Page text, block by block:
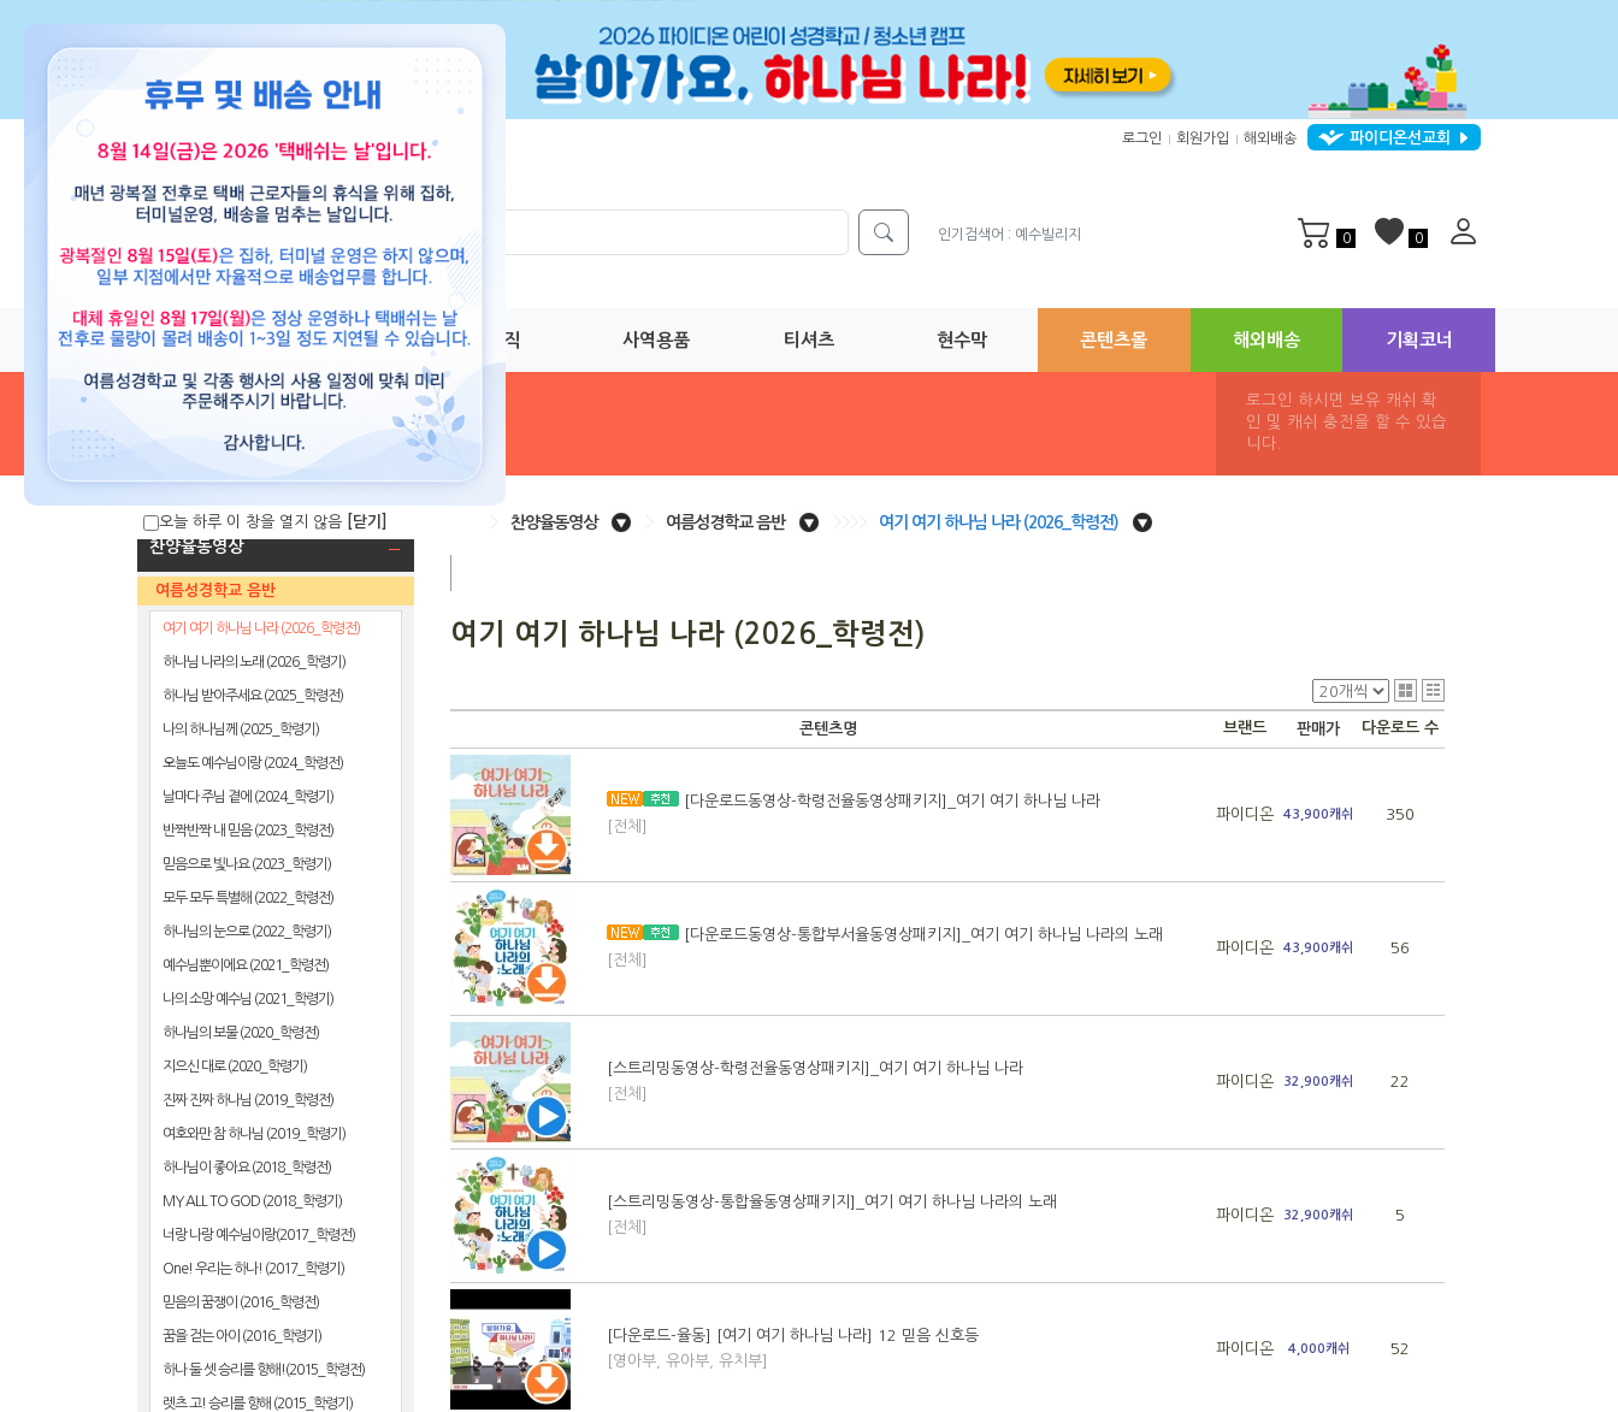
로그인 회원가입 해외배송 파이디온선교회
인기검색어 : 예수빌리지 0 0
교재 도서 뮤직 사역용품 티셔츠 현수막 콘텐츠몰 해외배송 기획코너
로그인 하시면 보유 캐쉬 확
인 및 캐쉬 충전을 할 수 있습
니다.
찬양율동영상
여름성경학교 음반
여기 여기 하나님 나라 (2026_학령전)
하나님 나라의 노래 (2026_학령기)
하나님 받아주세요 (2025_학령전)
나의 하나님께 (2025_학령기)
오늘도 예수님이랑 (2024_학령전)
날마다 주님 곁에 (2024_학령기)
반짝반짝 내 믿음 (2023_학령전)
믿음으로 빛나요 (2023_학령기)
모두 모두 특별해 (2022_학령전)
하나님의 눈으로 (2022_학령기)
예수님뿐이에요 (2021_학령전)
나의 소망 예수님 (2021_학령기)
하나님의 보물 (2020_학령전)
지으신 대로 (2020_학령기)
진짜 진짜 하나님 (2019_학령전)
여호와만 참 하나님 (2019_학령기)
하나님이 좋아요 (2018_학령전)
MY ALL TO GOD (2018_학령기)
너랑 나랑 예수님이랑(2017_학령전)
One! 우리는 하나! (2017_학령기)
믿음의 꿈쟁이 (2016_학령전)
꿈을 걷는 아이 (2016_학령기)
하나 둘 셋 승리를 향해!(2015_학령전)
렛츠 고! 승리를 향해 (2015_학령기)
찬양율동영상 여름성경학교 음반 여기 여기 하나님 나라 (2026_학령전)
여기 여기 하나님 나라 (2026_학령전)
콘텐츠명 브랜드 판매가 다운로드 수
[다운로드동영상-학령전율동영상패키지]_여기 여기 하나님 나라
[전체]
파이디온 43,900캐쉬 350
[다운로드동영상-통합부서율동영상패키지]_여기 여기 하나님 나라의 노래
[전체]
파이디온 43,900캐쉬 56
[스트리밍동영상-학령전율동영상패키지]_여기 여기 하나님 나라
[전체]
파이디온 32,900캐쉬 22
[스트리밍동영상-통합율동영상패키지]_여기 여기 하나님 나라의 노래
[전체]
파이디온 32,900캐쉬 5
[다운로드-율동] [여기 여기 하나님 나라] 12 믿음 신호등
[영아부, 유아부, 유치부]
파이디온 4,000캐쉬 52
오늘 하루 이 창을 열지 않음 [닫기]